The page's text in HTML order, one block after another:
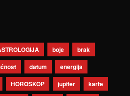
boje
brak
datum
energija
HOROSKOP jupiter
karte